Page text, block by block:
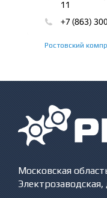
Ростовский
Московская
Электрозаводская,